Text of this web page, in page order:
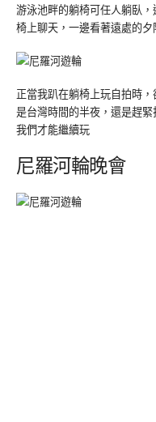
游泳池畔的躺椅可任人躺臥
椅上聊天，一邊看著遠處的
正當我趴在躺椅上玩自拍時
是台灣時間的半夜，還是趕
我們才能繼續玩
尼羅河輪晚會